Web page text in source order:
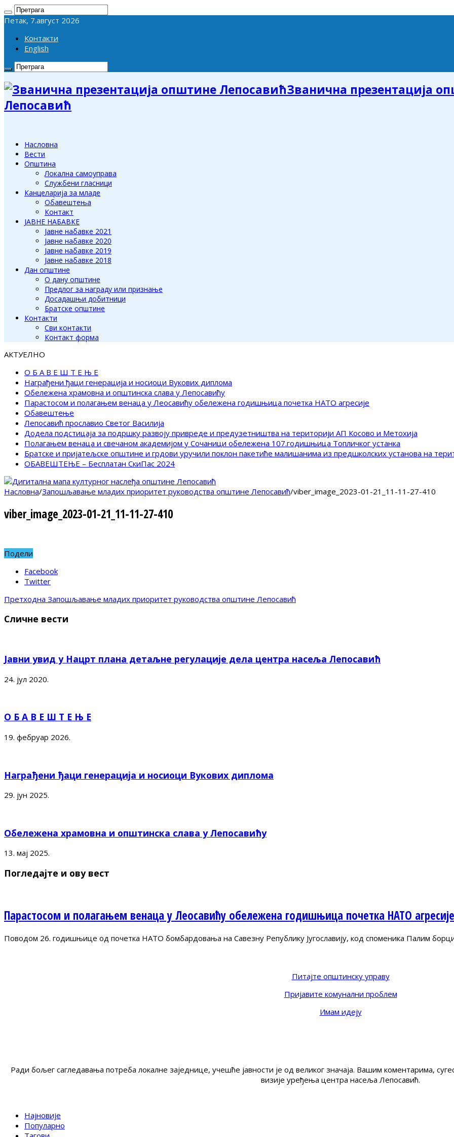
Петак, 7.август 2026
Контакти
English
Званична презентација
Лепосавић
Насловна
Вести
Општина
Локална самоуправа
Службени гласници
Канцеларија за младе
Обавештења
Контакт
ЈАВНЕ НАБАВКЕ
Јавне набавке 2021
Јавне набавке 2020
Јавне набавке 2019
Јавне набавке 2018
Дан општине
О дану општине
Предлог за награду или признање
Досадашњи добитници
Братске општине
Контакти
Сви контакти
Контакт форма
АКТУЕЛНО
О Б А В Е Ш Т Е Њ Е
Награђени ђаци генерација и носиоци Вукових диплома
Обележена храмовна и општинска слава у Лепосавићу
Парастосом и полагањем венаца у Леосавићу обележена годишњица почетка НАТО агресије
Обавештење
Лепосавић прославио Светог Василија
Додела подстицаја за подршку развоју привреде и предузетништва на територији АП Косово и Метохија
Полагањем венаца и свечаном академијом у Сочаници обележена 107.годишњица Топличког устанка
Братске и пријатељске општине и грдови уручили поклон пакетиће малишанима из предшколских установа на
ОБАВЕШТЕЊЕ – Бесплатан СкиПас 2024
Насловна/Запошљавање младих приоритет руководства општине Лепосавић/viber_image_2023-01-21_11-11-27-410
viber_image_2023-01-21_11-11-27-410
Подели
Facebook
Twitter
Претходна Запошљавање младих приоритет руководства општине Лепосавић
Сличне вести
Јавни увид у Нацрт плана детаљне регулације дела центра насеља Лепосавић
24. јул 2020.
О Б А В Е Ш Т Е Њ Е
19. фебруар 2026.
Награђени ђаци генерација и носиоци Вукових диплома
29. јун 2025.
Обележена храмовна и општинска слава у Лепосавићу
13. мај 2025.
Погледајте и ову вест
Парастосом и полагањем венаца у Леосавићу обележена годишњица почетка НАТО агресије
Поводом 26. годишњице од почетка НАТО бомбардовања на Савезну Републику Југославију, код споменика Палим
Питајте општинску управу
Пријавите комунални проблем
Имам идеју
Ради бољег сагледавања потреба локалне заједнице, учешће јавности је од великог значаја. Вашим коментарима,
визије уређења центра насеља Лепосавић.
Најновије
Популарно